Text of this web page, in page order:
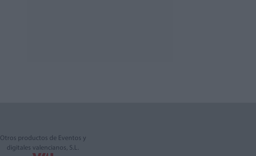
Otros productos de Eventos y
digitales valencianos, S.L.